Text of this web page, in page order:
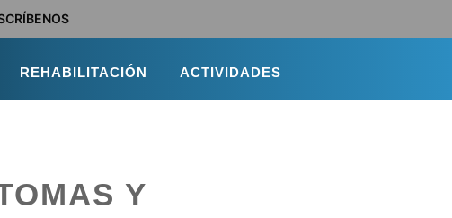
REHABILITACIÓN ACTIVIDADES
Y